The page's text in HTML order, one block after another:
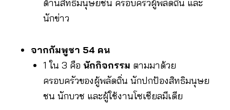
ด้านสิทธิมนุษยชน ครอบครัวผู้พลัดถิ่น และ
นักข่าว
จากกัมพูชา 54 คน
1 ใน 3 คือ นักกิจกรรม ตามมาด้วย
ครอบครัวของผู้พลัดถิ่น นักปกป้องสิทธิมนุษย
ชน นักบวช และผู้ใช้งานโซเชียลมีเดีย